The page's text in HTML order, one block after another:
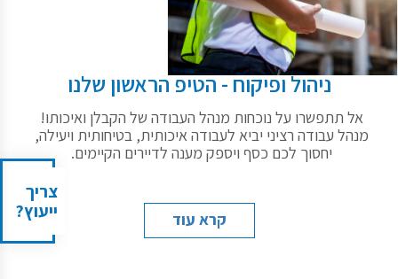
ניהול ופיקוח - הטיפ הראשון שלנו
אל תתפשרו על נוכחות מנהל העבודה של הקבלן ואיכותו!
מנהל עבודה רציני יביא לעבודה איכותית, בטיחותית ויעילה,
יחסוך לכם כסף ויספק מענה לדיירים הקיימים.
קרא עוד
צריך
ייעוץ?